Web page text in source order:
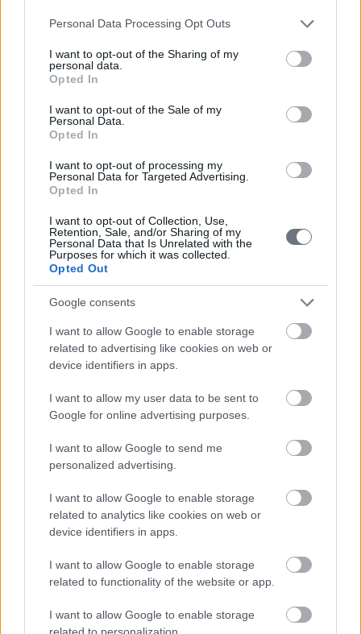
Please note that this website/app uses one or more Google
not limited to your visit or usage behaviour. You may click to
grant or deny consent to Google and its third-party tags to
use your data for below specified purposes in below Google
consent section.
Personal Data Processing Opt Outs
I want to opt-out of the Sharing of my
personal data.
Opted In
I want to opt-out of the Sale of my
Personal Data.
Opted In
I want to opt-out of processing my
Personal Data for Targeted Advertising.
Opted In
I want to opt-out of Collection, Use,
Retention, Sale, and/or Sharing of my
Personal Data that Is Unrelated with the
Purposes for which it was collected.
Opted Out
Google consents
I want to allow Google to enable storage
related to advertising like cookies on web or
device identifiers in apps.
I want to allow my user data to be sent to
Google for online advertising purposes.
I want to allow Google to send me
personalized advertising.
I want to allow Google to enable storage
related to analytics like cookies on web or
device identifiers in apps.
I want to allow Google to enable storage
related to functionality of the website or app.
I want to allow Google to enable storage
related to personalization.
λειτουργήσει στο έμβρυο. Από το ενδόδερμα θα
δημιουργηθεί το έντερο, το συκώτι, το πάγκρεας και η
κύστη.
Επικοινωνία
210-6902000
info@leto.gr
Ημερολόγιο
Εγκυμοσύνης
Δείτε τι συμβαίνει στο σώμα και στο
μωρό σας σε κάθε στιγμή της